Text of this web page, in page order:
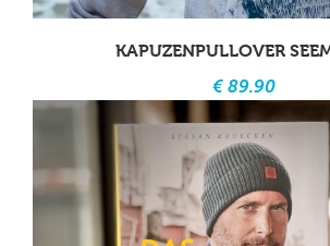
KAPUZENPULLOVER
€ 89.90